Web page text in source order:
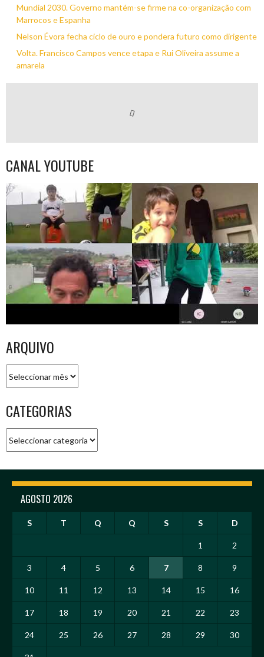
Mundial 2030. Governo mantém-se firme na co-organização com
Marrocos e Espanha
Nelson Évora fecha ciclo de ouro e pondera futuro como dirigente
Volta. Francisco Campos vence etapa e Rui Oliveira assume a
amarela
CANAL YOUTUBE
ARQUIVO
CATEGORIAS
AGOSTO 2026
S T Q Q S S D
1 2
3 4 5 6 7 8 9
10 11 12 13 14 15 16
17 18 19 20 21 22 23
24 25 26 27 28 29 30